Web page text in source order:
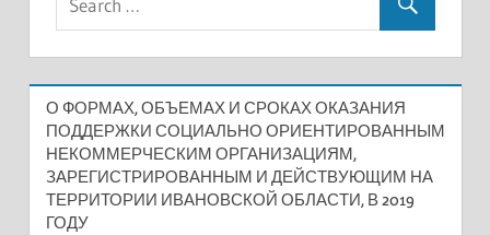
О ФОРМАХ, ОБЪЕМАХ И СРОКАХ ОКАЗАНИЯ
ПОДДЕРЖКИ СОЦИАЛЬНО ОРИЕНТИРОВАННЫМ
НЕКОММЕРЧЕСКИМ ОРГАНИЗАЦИЯМ,
ЗАРЕГИСТРИРОВАННЫМ И ДЕЙСТВУЮЩИМ НА
ТЕРРИТОРИИ ИВАНОВСКОЙ ОБЛАСТИ, В 2019
ГОДУ